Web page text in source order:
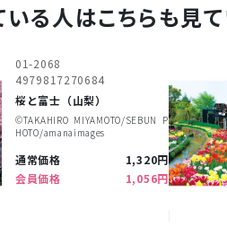
る人はこちらも見
01-2068
4979817270684
桜と富士（山梨）
©︎TAKAHIRO MIYAMOTO/SEBUN P
HOTO/amanaimages
通常価格
1,320円
会員価格
1,056円